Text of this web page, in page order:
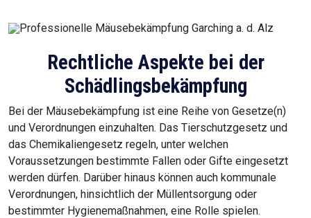
Rechtliche Aspekte bei der
Schädlingsbekämpfung
Bei der Mäusebekämpfung ist eine Reihe von Gesetze(n)
und Verordnungen einzuhalten. Das Tierschutzgesetz und
das Chemikaliengesetz regeln, unter welchen
Voraussetzungen bestimmte Fallen oder Gifte eingesetzt
werden dürfen. Darüber hinaus können auch kommunale
Verordnungen, hinsichtlich der Müllentsorgung oder
bestimmter Hygienemaßnahmen, eine Rolle spielen.